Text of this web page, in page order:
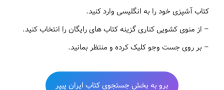
کتاب آشپزی خود را به انگلیسی وارد کنید.
– از منوی کشویی کناری گزینه کتاب های رایگان را انتخاب کنید.
– بر روی جست وجو کلیک کرده و منتظر بمانید.
برو به بخش جستجوی کتاب ایران پیپر